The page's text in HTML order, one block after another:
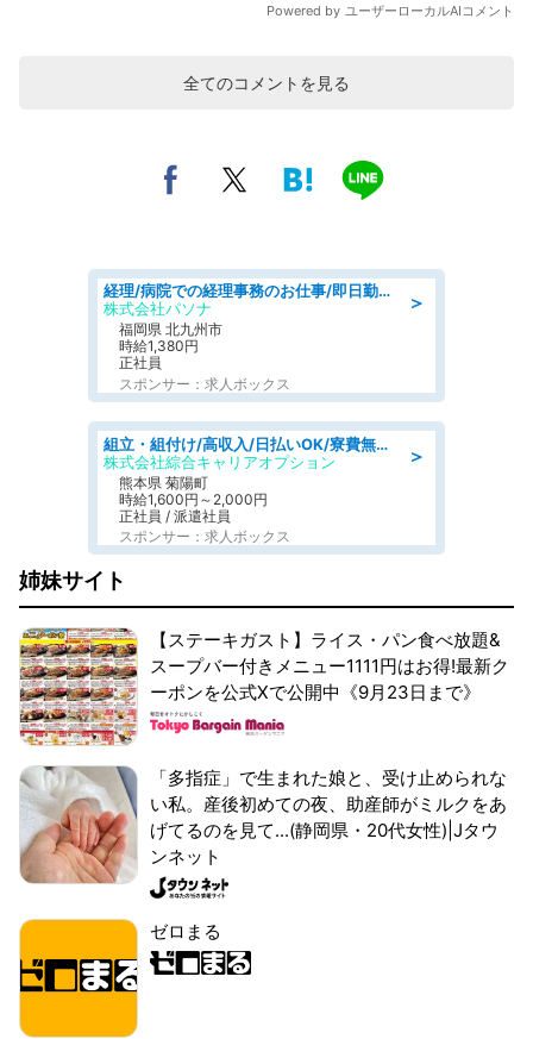
全てのコメントを見る
＞
経理/病院での経理事務のお仕事/即日勤務可/車通勤可/経理/一般事務
株式会社パソナ
福岡県 北九州市
時給1,380円
正社員
スポンサー：求人ボックス
＞
組立・組付け/高収入/日払いOK/寮費無料/交替制/20・30・40代活躍中
株式会社綜合キャリアオプション
熊本県 菊陽町
時給1,600円～2,000円
正社員 / 派遣社員
スポンサー：求人ボックス
姉妹サイト
【ステーキガスト】ライス・パン食べ放題&
スープバー付きメニュー1111円はお得!最新ク
ーポンを公式Xで公開中《9月23日まで》
「多指症」で生まれた娘と、受け止められな
い私。産後初めての夜、助産師がミルクをあ
げてるのを見て...(静岡県・20代女性)|Jタウ
ンネット
ゼロまる